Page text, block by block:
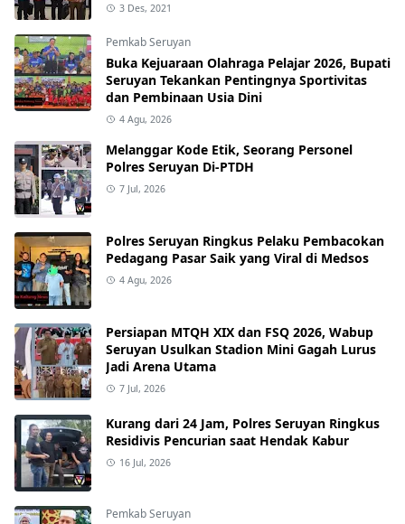
3 Des, 2021
Pemkab Seruyan
Buka Kejuaraan Olahraga Pelajar 2026, Bupati
Seruyan Tekankan Pentingnya Sportivitas
dan Pembinaan Usia Dini
4 Agu, 2026
Melanggar Kode Etik, Seorang Personel
Polres Seruyan Di-PTDH
7 Jul, 2026
Polres Seruyan Ringkus Pelaku Pembacokan
Pedagang Pasar Saik yang Viral di Medsos
4 Agu, 2026
Persiapan MTQH XIX dan FSQ 2026, Wabup
Seruyan Usulkan Stadion Mini Gagah Lurus
Jadi Arena Utama
7 Jul, 2026
Kurang dari 24 Jam, Polres Seruyan Ringkus
Residivis Pencurian saat Hendak Kabur
16 Jul, 2026
Pemkab Seruyan